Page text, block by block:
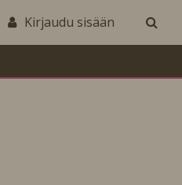
Kirjaudu sisään